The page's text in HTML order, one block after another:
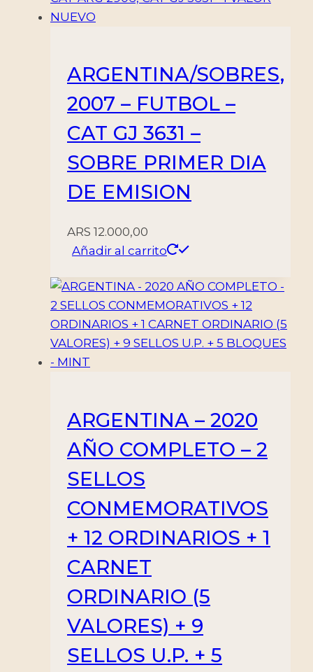
ARGENTINA/SOBRES,
2007 – FUTBOL –
CAT GJ 3631 –
SOBRE PRIMER DIA
DE EMISION
ARS 12.000,00
Añadir al carrito
ARGENTINA – 2020
AÑO COMPLETO – 2
SELLOS
CONMEMORATIVOS
+ 12 ORDINARIOS + 1
CARNET
ORDINARIO (5
VALORES) + 9
SELLOS U.P. + 5